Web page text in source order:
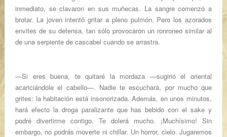
inmediato, se clavaron en sus muñecas. La sangre comenzó a
brotar. La joven intentó gritar a pleno pulmón. Pero los azorados
envites de su defensa, tan sólo provocaron un ronroneo similar al
de una serpiente de cascabel cuando se arrastra.
―Si eres buena, te quitaré la mordaza ―sugirió el oriental
acariciándole el cabello—. Nadie te escuchará, por mucho que
grites: la habitación está insonorizada. Además, en unos minutos,
hará efecto la droga paralizante que has bebido con el sake y
podré divertirme contigo. Te dolerá mucho. ¡Muchísimo! Sin
embargo, no podrás moverte ni chillar. Un horror, cielo. Jugaremos